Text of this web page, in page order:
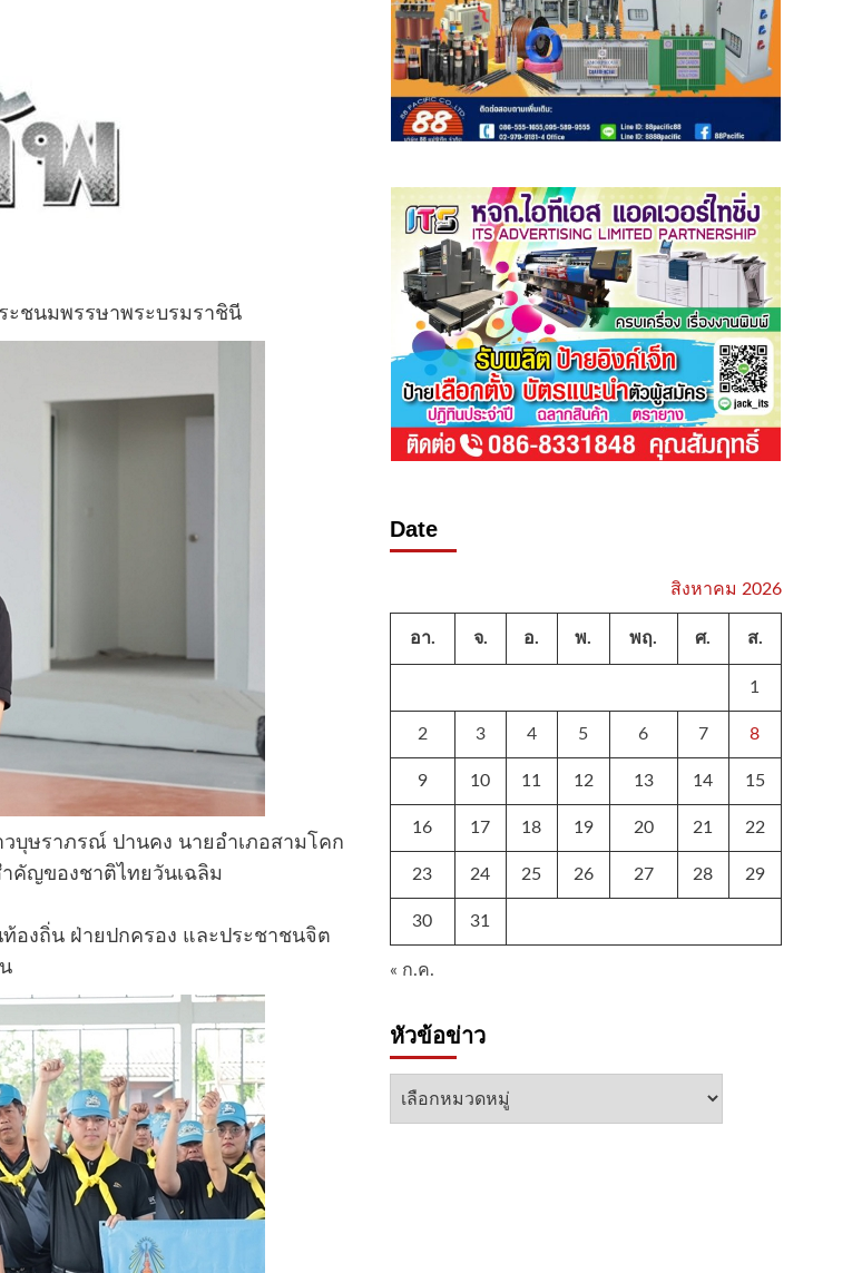
ะชนมพรรษาพระบรมราชินี
วบุษราภรณ์ ปานคง นายอำเภอสามโคก
คัญของชาติไทยวันเฉลิม
องถิ่น ฝ่ายปกครอง และประชาชนจิต
Date
สิงหาคม 2026
อา. จ. อ. พ. พฤ. ศ. ส.
1
2 3 4 5 6 7 8
9 10 11 12 13 14 15
16 17 18 19 20 21 22
23 24 25 26 27 28 29
30 31
« ก.ค.
หัวข้อข่าว
หัวข้อ